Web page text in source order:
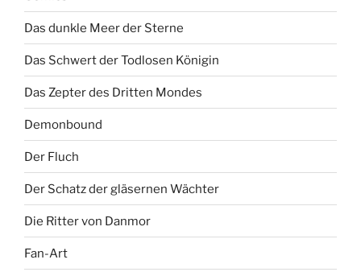
Das dunkle Meer der Sterne
Das Schwert der Todlosen Königin
Das Zepter des Dritten Mondes
Demonbound
Der Fluch
Der Schatz der gläsernen Wächter
Die Ritter von Danmor
Fan-Art